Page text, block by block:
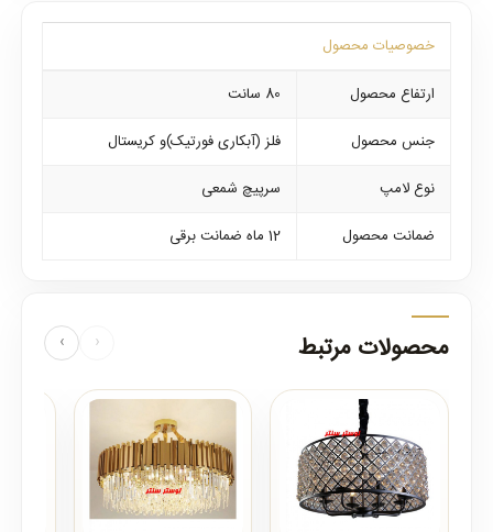
خصوصیات محصول
ارتفاع محصول
80 سانت
جنس محصول
فلز (آبکاری فورتیک)و کریستال
نوع لامپ
سرپیچ شمعی
ضمانت محصول
12 ماه ضمانت برقی
محصولات مرتبط ‹
›